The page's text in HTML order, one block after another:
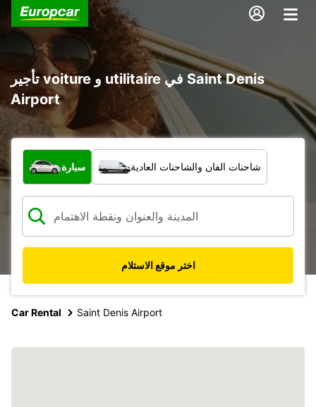
تأجير voiture و utilitaire في Saint Denis
Airport
ما نوع المركبة؟
سيارة شاحنات الفان والشاحنات العادية
اختر موقع الاستلام
Car Rental Saint Denis Airport